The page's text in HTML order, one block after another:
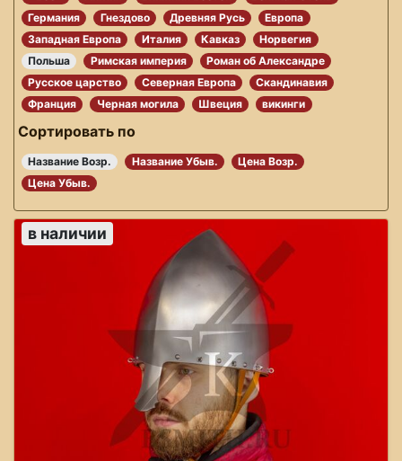
Германия
Гнездово Древняя Русь
Европа
Западная Европа
Италия Кавказ
Норвегия
Польша
Римская империя
Роман об Александре
Русское царство
Северная Европа
Скандинавия
Франция
Черная могила Швеция викинги
Сортировать по
Название Возр. Название Убыв.
Цена Возр.
Цена Убыв.
в наличии